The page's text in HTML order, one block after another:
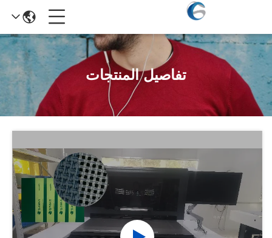
تفاصيل المنتجات